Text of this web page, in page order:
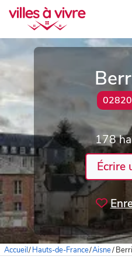
178
Écrire
Accueil/Hauts-de-France/Aisne/